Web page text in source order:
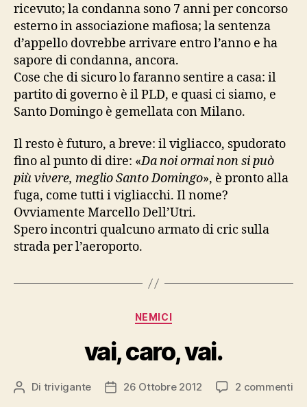
ricevuto; la condanna sono 7 anni per concorso
esterno in associazione mafiosa; la sentenza
d’appello dovrebbe arrivare entro l’anno e ha
sapore di condanna, ancora.
Cose che di sicuro lo faranno sentire a casa: il
partito di governo è il PLD, e quasi ci siamo, e
Santo Domingo è gemellata con Milano.
Il resto è futuro, a breve: il vigliacco, spudorato
fino al punto di dire: «Da noi ormai non si può
più vivere, meglio Santo Domingo», è pronto alla
fuga, come tutti i vigliacchi. Il nome?
Ovviamente Marcello Dell’Utri.
Spero incontri qualcuno armato di cric sulla
strada per l’aeroporto.
Categorie
NEMICI
vai, caro, vai.
Autore
Di trivigante
Data26 Ottobre 2012 2 commentisu